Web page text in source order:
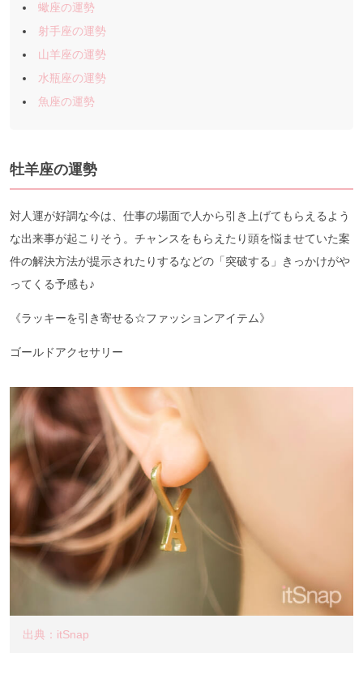
蠍座の運勢
射手座の運勢
山羊座の運勢
水瓶座の運勢
魚座の運勢
牡羊座の運勢
対人運が好調な今は、仕事の場面で人から引き上げてもらえるよう
な出来事が起こりそう。チャンスをもらえたり頭を悩ませていた案
件の解決方法が提示されたりするなどの「突破する」きっかけがや
ってくる予感も♪
《ラッキーを引き寄せる☆ファッションアイテム》
ゴールドアクセサリー
出典：itSnap